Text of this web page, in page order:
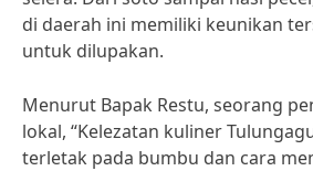
di daerah ini memiliki keunikan
untuk dilupakan.
Menurut Bapak Restu, seorang
lokal, “Kelezatan kuliner
terletak pada bumbu dan cara